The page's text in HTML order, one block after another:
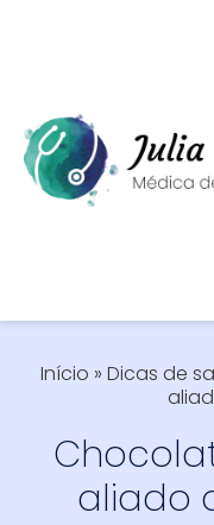
Início » Dicas de
aliado